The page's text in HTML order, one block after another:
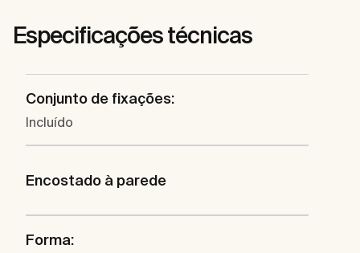
Especificações técnicas
Conjunto de fixações:
Incluído
Encostado à parede
Forma: